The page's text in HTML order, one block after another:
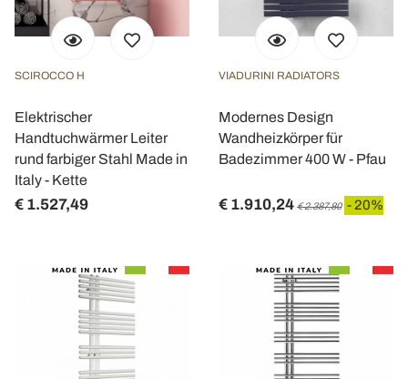
SCIROCCO H
Elektrischer
Handtuchwärmer Leiter
rund farbiger Stahl Made in
Italy - Kette
€ 1.527,49
VIADURINI RADIATORS
Modernes Design
Wandheizkörper für
Badezimmer 400 W - Pfau
€ 1.910,24 € 2.387,80 - 20%